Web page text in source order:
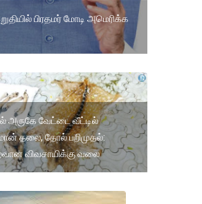
பிரதமர் மோடி அமெரிக்க
அருகே வேட்டை வீட்டில்
தலை, தோல் பறிமுதல்:
விவசாயிக்கு வலை